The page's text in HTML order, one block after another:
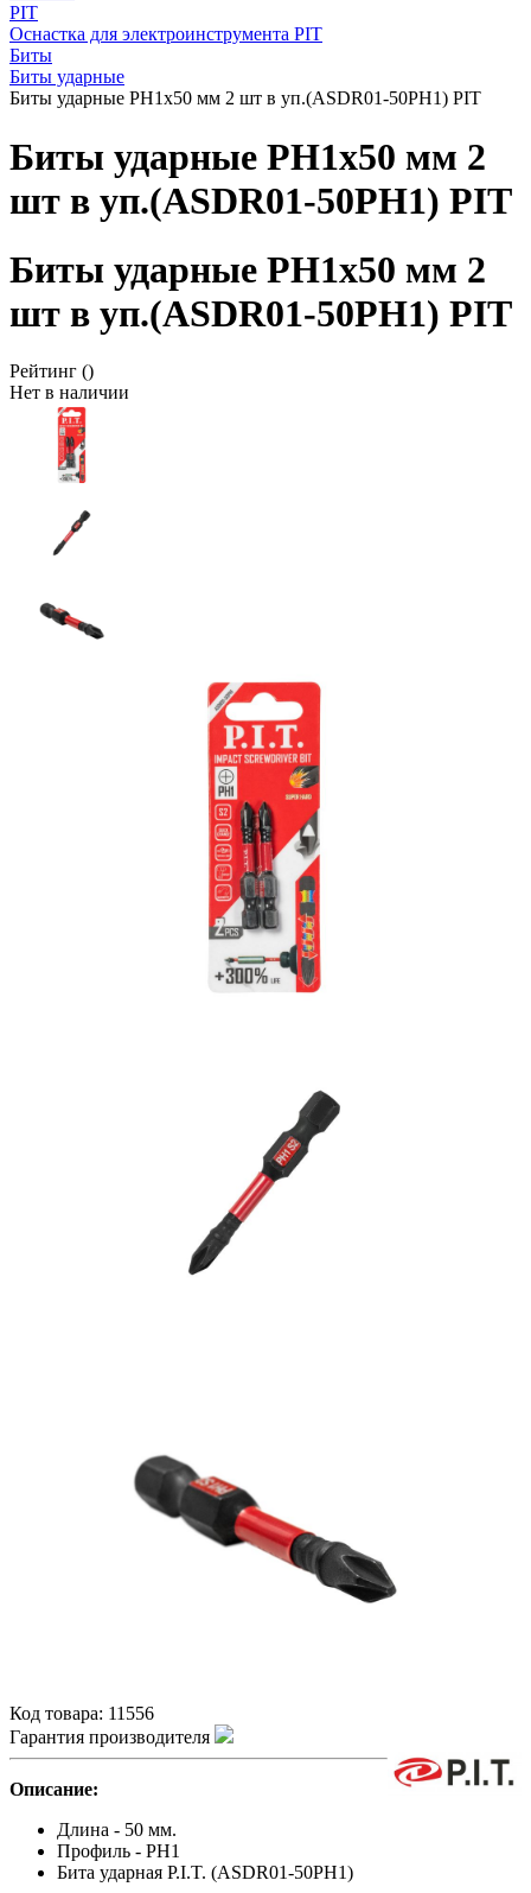
PIT
Оснастка для электроинструмента PIT
Биты
Биты ударные
Биты ударные PH1x50 мм 2 шт в уп.(ASDR01-50PH1) PIT
Биты ударные PH1x50 мм 2
шт в уп.(ASDR01-50PH1) PIT
Биты ударные PH1x50 мм 2
шт в уп.(ASDR01-50PH1) PIT
Рейтинг ()
Нет в наличии
Код товара: 11556
Гарантия производителя
Описание:
Длина - 50 мм.
Профиль - PH1
Бита ударная P.I.T. (ASDR01-50PH1)